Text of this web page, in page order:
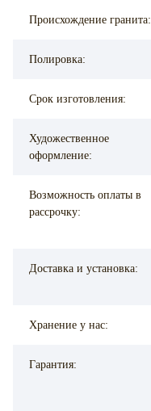
Происхождение гранита:
Полировка:
Срок изготовления:
Художественное
оформление:
Возможность оплаты в
рассрочку:
Доставка и установка:
Хранение у нас:
Гарантия: